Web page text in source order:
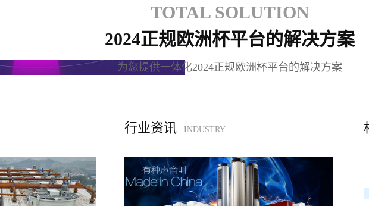
TOTAL SOLUTION
2024正规欧洲杯平台的解决方案
为您提供一体化2024正规欧洲杯平台的解决方案
行业资讯 INDUSTRY